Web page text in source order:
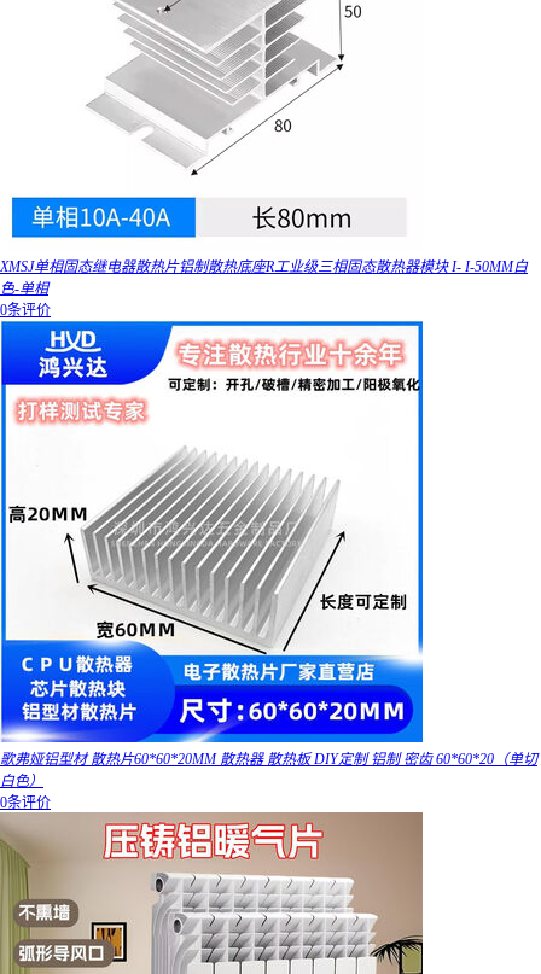
XMSJ单相固态继电器散热片铝制散热底座R工业级三相固态散热器模块 I- I-50MM白
色-单相
0条评价
歌弗娅铝型材 散热片60*60*20MM 散热器 散热板 DIY定制 铝制 密齿 60*60*20（单切
白色）
0条评价